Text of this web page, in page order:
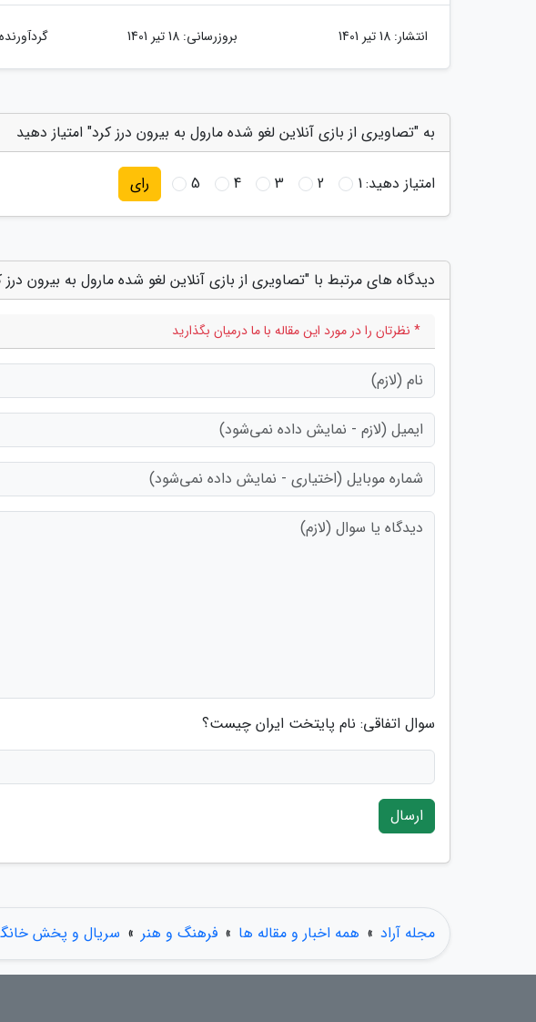
انتشار: 18 تیر 1401 بروزرسانی: 18 تیر 1401
به "تصاویری از بازی آنلاین لغو شده مارول به بیرون درز کرد" امتیاز دهید
امتیاز دهید:1
2
3
4
5 رای
دیدگاه های مرتبط با "تصاویری از بازی آنلاین لغو شده مارول به بیرون درز
* نظرتان را در مورد این مقاله با ما درمیان بگذارید
سوال اتفاقی: نام پایتخت ایران چیست؟
ارسال
مجله آراد » همه اخبار و مقاله ها » فرهنگ و هنر » سریال و پخش